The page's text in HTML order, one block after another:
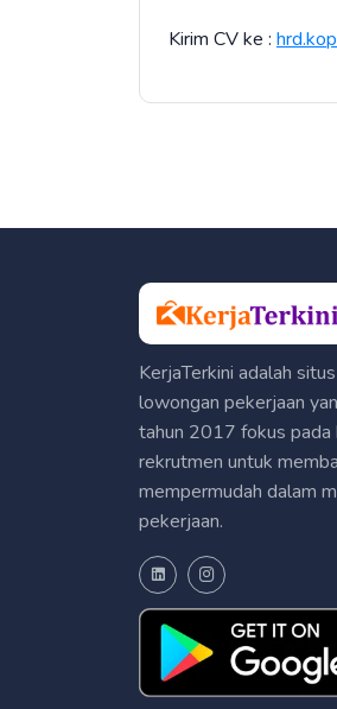
Kirim CV ke :
KerjaTerkini adalah
lowongan pekerjaan
tahun 2017 fokus pada
rekrutmen untuk
mempermudah dalam
pekerjaan.